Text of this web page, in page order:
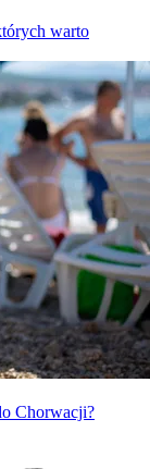
warto
Chorwacji?